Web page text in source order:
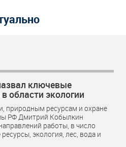
ключевые
области экологии
природным ресурсам и охране
РФ Дмитрий Кобылкин
работы, в число
экология, лес, вода и